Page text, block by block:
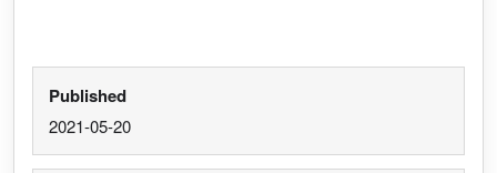
Published
2021-05-20